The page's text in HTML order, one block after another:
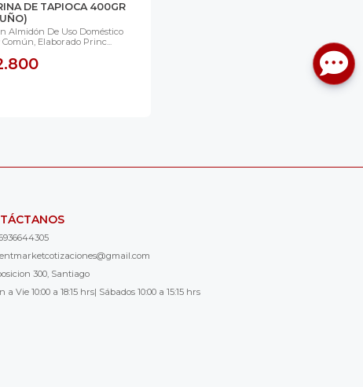
DE TAPIOCA 400GR
Almidón De Uso Doméstico
Común, Elaborado Princ...
300, Santiago
a Vie 10:00 a 18:15 hrs| Sábados 10:00 a 15:15 hrs